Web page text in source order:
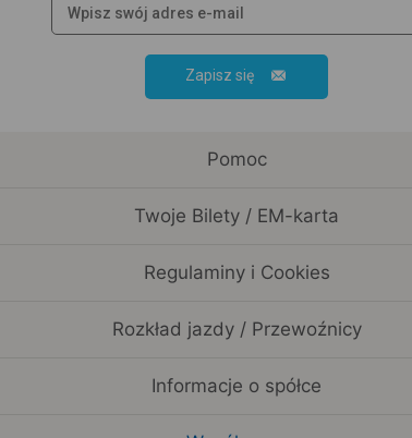
Zapisz się
Pomoc
Twoje Bilety / EM-karta
Regulaminy i Cookies
Rozkład jazdy / Przewoźnicy
Informacje o spółce